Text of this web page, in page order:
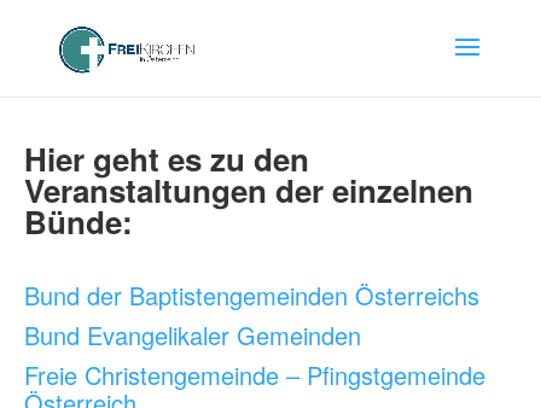
Hier geht es zu den
Veranstaltungen der einzelnen
Bünde:
Bund der Baptistengemeinden Österreichs
Bund Evangelikaler Gemeinden
Freie Christengemeinde – Pfingstgemeinde